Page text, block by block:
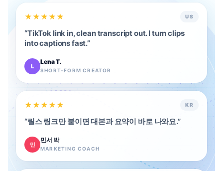
★★★★★ US
“TikTok link in, clean transcript out. I turn clips
into captions fast.”
L
Lena T.
SHORT-FORM CREATOR
★★★★★ KR
“릴스 링크만 붙이면 대본과 요약이 바로 나와요.”
민
민서 박
MARKETING COACH